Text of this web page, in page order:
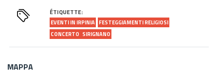
ÉTIQUETTE:
EVENTI IN IRPINIA FESTEGGIAMENTI RELIGIOSI
CONCERTO SIRIGNANO
MAPPA